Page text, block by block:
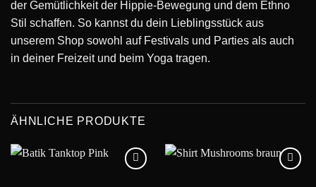
der Gemütlichkeit der Hippie-Bewegung und dem Ethno
Stil schaffen. So kannst du dein Lieblingsstück aus
unserem Shop sowohl auf Festivals und Parties als auch
in deiner Freizeit und beim Yoga tragen.
ÄHNLICHE PRODUKTE